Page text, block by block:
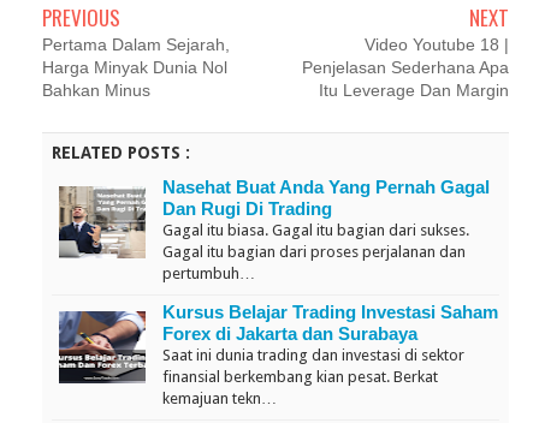
PREVIOUS
Pertama Dalam Sejarah,
Harga Minyak Dunia Nol
Bahkan Minus
NEXT
Video Youtube 18 |
Penjelasan Sederhana Apa
Itu Leverage Dan Margin
RELATED POSTS :
Nasehat Buat Anda Yang Pernah Gagal
Dan Rugi Di Trading
Gagal itu biasa. Gagal itu bagian dari sukses.
Gagal itu bagian dari proses perjalanan dan
pertumbuh…
Kursus Belajar Trading Investasi Saham
Forex di Jakarta dan Surabaya
Saat ini dunia trading dan investasi di sektor
finansial berkembang kian pesat. Berkat
kemajuan tekn…